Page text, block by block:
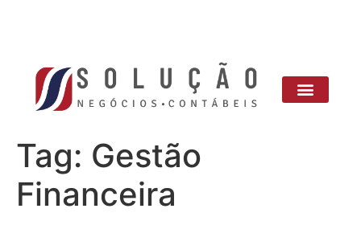
Tag: Gestão
Financeira